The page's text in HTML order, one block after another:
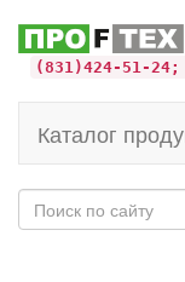
(831)424-51-
Каталог